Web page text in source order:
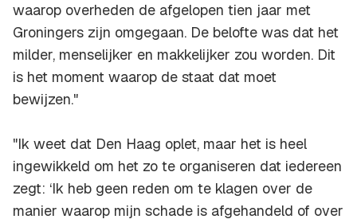
waarop overheden de afgelopen tien jaar met
Groningers zijn omgegaan. De belofte was dat het
milder, menselijker en makkelijker zou worden. Dit
is het moment waarop de staat dat moet
bewijzen."
"Ik weet dat Den Haag oplet, maar het is heel
ingewikkeld om het zo te organiseren dat iedereen
zegt: ‘Ik heb geen reden om te klagen over de
manier waarop mijn schade is afgehandeld of over